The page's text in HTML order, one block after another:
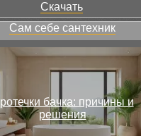
Скачать
Сам себе сантехник
бачка: причины и
решения